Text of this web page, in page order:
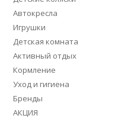
Автокресла
Игрушки
Детская комната
Активный отдых
Кормление
Уход и гигиена
Бренды
АКЦИЯ